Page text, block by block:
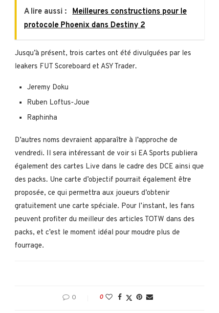
A lire aussi :
Meilleures constructions pour le
protocole Phoenix dans Destiny 2
Jusqu’à présent, trois cartes ont été divulguées par les
leakers FUT Scoreboard et ASY Trader.
Jeremy Doku
Ruben Loftus-Joue
Raphinha
D’autres noms devraient apparaître à l’approche de
vendredi. Il sera intéressant de voir si EA Sports publiera
également des cartes Live dans le cadre des DCE ainsi que
des packs. Une carte d’objectif pourrait également être
proposée, ce qui permettra aux joueurs d’obtenir
gratuitement une carte spéciale. Pour l’instant, les fans
peuvent profiter du meilleur des articles TOTW dans des
packs, et c’est le moment idéal pour moudre plus de
fourrage.
0 0